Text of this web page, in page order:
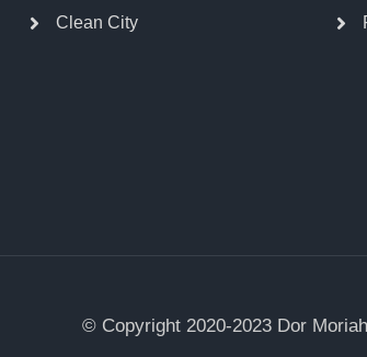
Clean City
© Copyright 2020-2023 Dor